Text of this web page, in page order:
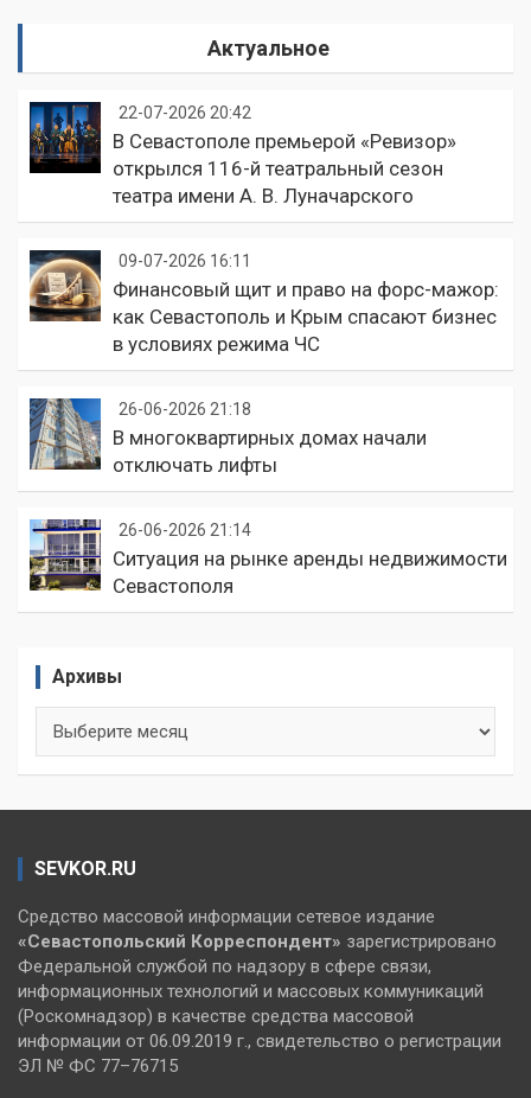
Актуальное
22-07-2026 20:42
В Севастополе премьерой «Ревизор»
открылся 116-й театральный сезон
театра имени А. В. Луначарского
09-07-2026 16:11
Финансовый щит и право на форс-мажор:
как Севастополь и Крым спасают бизнес
в условиях режима ЧС
26-06-2026 21:18
В многоквартирных домах начали
отключать лифты
26-06-2026 21:14
Ситуация на рынке аренды недвижимости
Севастополя
Архивы
SEVKOR.RU
Средство массовой информации сетевое издание
«Севастопольский Корреспондент» зарегистрировано
Федеральной службой по надзору в сфере связи,
информационных технологий и массовых коммуникаций
(Роскомнадзор) в качестве средства массовой
информации от 06.09.2019 г., свидетельство о регистрации
ЭЛ № ФС 77–76715